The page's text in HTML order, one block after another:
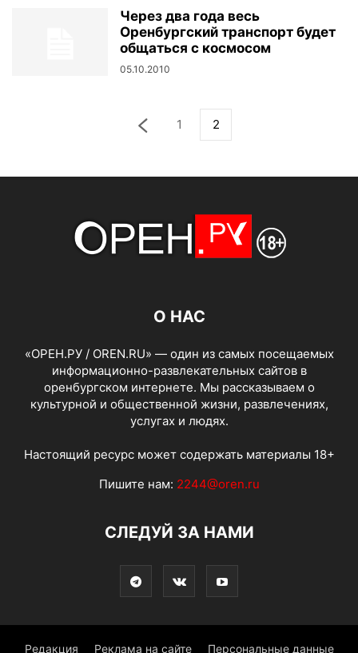
Через два года весь
Оренбургский транспорт будет
общаться с космосом
05.10.2010
1 2
О НАС
«ОРЕН.РУ / OREN.RU» — один из самых посещаемых
информационно-развлекательных сайтов в
оренбургском интернете. Мы рассказываем о
культурной и общественной жизни, развлечениях,
услугах и людях.
Настоящий ресурс может содержать материалы 18+
Пишите нам: 2244@oren.ru
СЛЕДУЙ ЗА НАМИ
Редакция Реклама на сайте Персональные данные